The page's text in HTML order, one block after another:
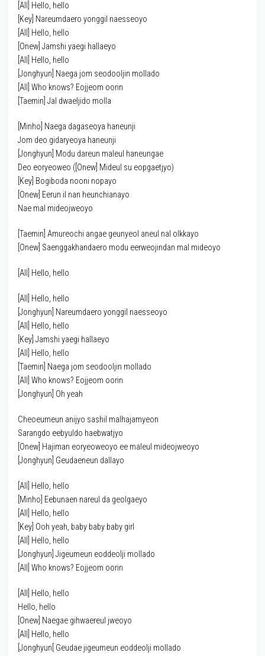
[All] Hello, hello
[Key] Nareumdaero yonggil naesseoyo
[All] Hello, hello
[Onew] Jamshi yaegi hallaeyo
[All] Hello, hello
[Jonghyun] Naega jom seodooljin mollado
[All] Who knows? Eojjeom oorin
[Taemin] Jal dwaeljido molla
[Minho] Naega dagaseoya haneunji
Jom deo gidaryeoya haneunji
[Jonghyun] Modu dareun maleul haneungae
Deo eoryeoweo ([Onew] Mideul su eopgaetjyo)
[Key] Bogiboda nooni nopayo
[Onew] Eerun il nan heunchianayo
Nae mal mideojweoyo
[Taemin] Amureochi angae geunyeol aneul nal olkkayo
[Onew] Saenggakhandaero modu eerweojindan mal mideoyo
[All] Hello, hello
[All] Hello, hello
[Jonghyun] Nareumdaero yonggil naesseoyo
[All] Hello, hello
[Key] Jamshi yaegi hallaeyo
[All] Hello, hello
[Taemin] Naega jom seodooljin mollado
[All] Who knows? Eojjeom oorin
[Jonghyun] Oh yeah
Cheoeumeun anijyo sashil malhajamyeon
Sarangdo eebyuldo haebwatjyo
[Onew] Hajiman eoryeoweoyo ee maleul mideojweoyo
[Jonghyun] Geudaeneun dallayo
[All] Hello, hello
[Minho] Eebunaen nareul da geolgaeyo
[All] Hello, hello
[Key] Ooh yeah, baby baby baby girl
[All] Hello, hello
[Jonghyun] Jigeumeun eoddeolji mollado
[All] Who knows? Eojjeom oorin
[All] Hello, hello
Hello, hello
[Onew] Naegae gihwaereul jweoyo
[All] Hello, hello
[Jonghyun[ Geudae jigeumeun eoddeolji mollado